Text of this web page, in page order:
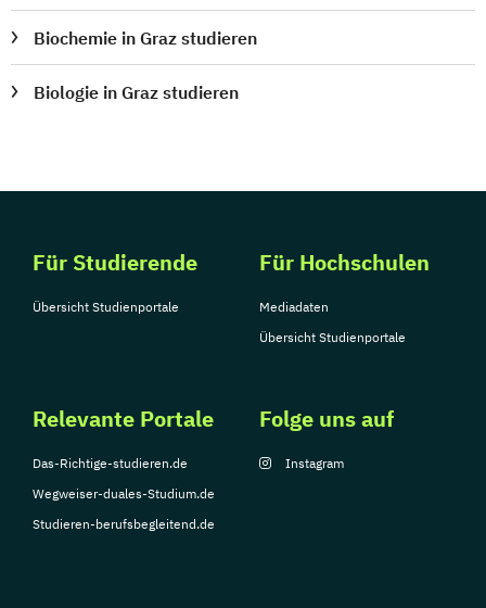
Produktdesign
Projektmanagement (DE/EN)
Public Management
Bildungsberatung und Leitung
Soziale Arbeit Schwerpunkt Kinder und
Sozialmanagement
Sozialpädagogik und Inklusion
Sportmanagement
Biochemie in Graz studieren
Biologie in Graz studieren
Für Studierende
Übersicht Studienportale
Für Hochschulen
Mediadaten
Übersicht Studienportale
Relevante Portale
Das-Richtige-studieren.de
Wegweiser-duales-Studium.de
Studieren-berufsbegleitend.de
Folge uns auf
Instagram